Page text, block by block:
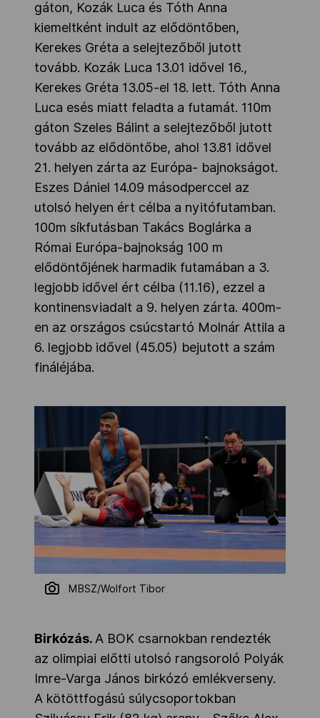
gáton, Kozák Luca és Tóth Anna
kiemeltként indult az elődöntőben,
Kerekes Gréta a selejtezőből jutott
tovább. Kozák Luca 13.01 idővel 16.,
Kerekes Gréta 13.05-el 18. lett. Tóth Anna
Luca esés miatt feladta a futamát. 110m
gáton Szeles Bálint a selejtezőből jutott
tovább az elődöntőbe, ahol 13.81 idővel
21. helyen zárta az Európa- bajnokságot.
Eszes Dániel 14.09 másodperccel az
utolsó helyen ért célba a nyitófutamban.
100m síkfutásban Takács Boglárka a
Római Európa-bajnokság 100 m
elődöntőjének harmadik futamában a 3.
legjobb idővel ért célba (11.16), ezzel a
kontinensviadalt a 9. helyen zárta. 400m-
en az országos csúcstartó Molnár Attila a
6. legjobb idővel (45.05) bejutott a szám
fináléjába.
MBSZ/Wolfort Tibor
Birkózás. A BOK csarnokban rendezték
az olimpiai előtti utolsó rangsoroló Polyák
Imre-Varga János birkózó emlékverseny.
A kötöttfogású súlycsoportokban